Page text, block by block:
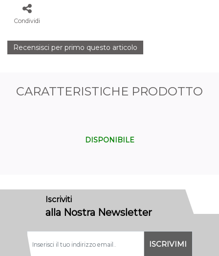
Condividi
Recensisci per primo questo articolo
CARATTERISTICHE PRODOTTO
DISPONIBILE
Iscriviti
alla Nostra Newsletter